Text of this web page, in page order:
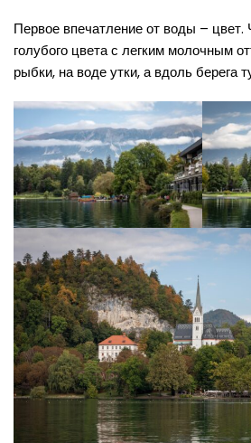
Первое впечатление от воды –
голубого цвета с легким молочным
рыбки, на воде утки, а вдоль берега